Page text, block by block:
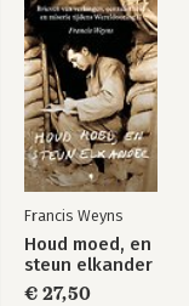
Francis Weyns
Houd moed, en
steun elkander
€ 27,50